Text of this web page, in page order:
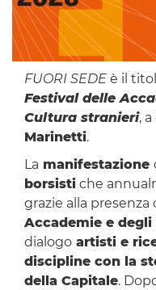
FUORI SEDEè il
Festival delle
Cultura stranieri,
Marinetti.
La manifestazione
borsistiche
grazie alla presenza
Accademie e
dialogoartisti e
discipline con la
della Capitale.